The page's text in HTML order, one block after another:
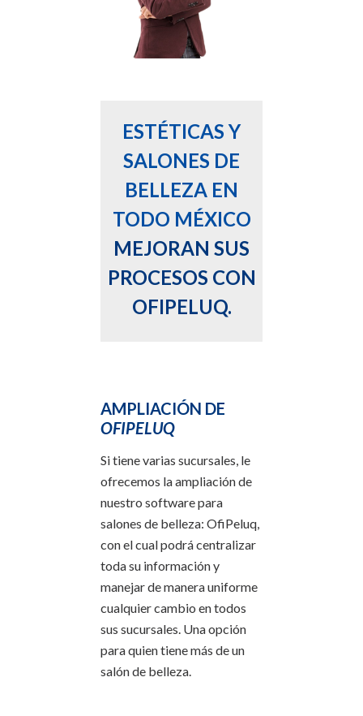
ESTÉTICAS Y
SALONES DE
BELLEZA EN
TODO MÉXICO
MEJORAN SUS
PROCESOS CON
OFIPELUQ.
AMPLIACIÓN DE
OFIPELUQ
Si tiene varias sucursales, le
ofrecemos la ampliación de
nuestro software para
salones de belleza: OfiPeluq,
con el cual podrá centralizar
toda su información y
manejar de manera uniforme
cualquier cambio en todos
sus sucursales. Una opción
para quien tiene más de un
salón de belleza.